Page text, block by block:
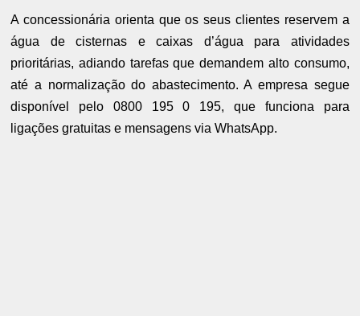
A concessionária orienta que os seus clientes reservem a
água de cisternas e caixas d’água para atividades
prioritárias, adiando tarefas que demandem alto consumo,
até a normalização do abastecimento. A empresa segue
disponível pelo 0800 195 0 195, que funciona para
ligações gratuitas e mensagens via WhatsApp.